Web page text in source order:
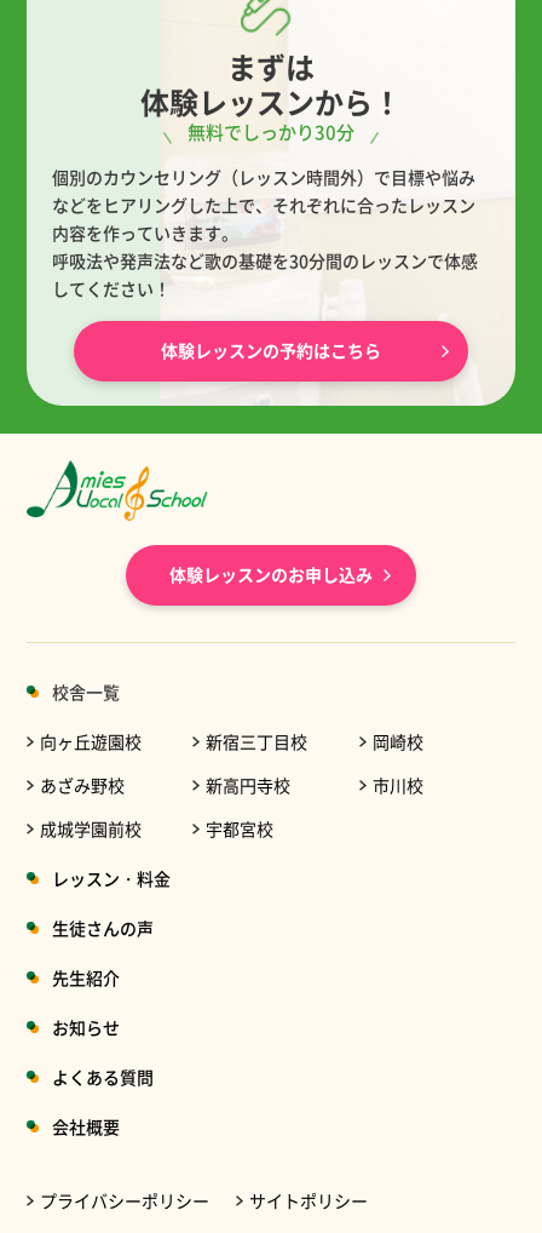
まずは
体験レッスンから！
無料でしっかり30分
個別のカウンセリング（レッスン時間外）で目標や悩み
などをヒアリングした上で、 それぞれに合ったレッスン
内容を作っていきます。
呼吸法や発声法など歌の基礎を30分間のレッスンで体感
してください！
体験レッスンの予約はこちら
体験レッスンのお申し込み
校舎一覧
向ヶ丘遊園校
あざみ野校
成城学園前校
新宿三丁目校
新高円寺校
宇都宮校
岡崎校
市川校
レッスン・料金
生徒さんの声
先生紹介
お知らせ
よくある質問
会社概要
プライバシーポリシー サイトポリシー